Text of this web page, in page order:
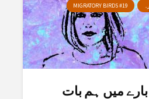
MIGRATORY BIRDS #19
میں ہم بات